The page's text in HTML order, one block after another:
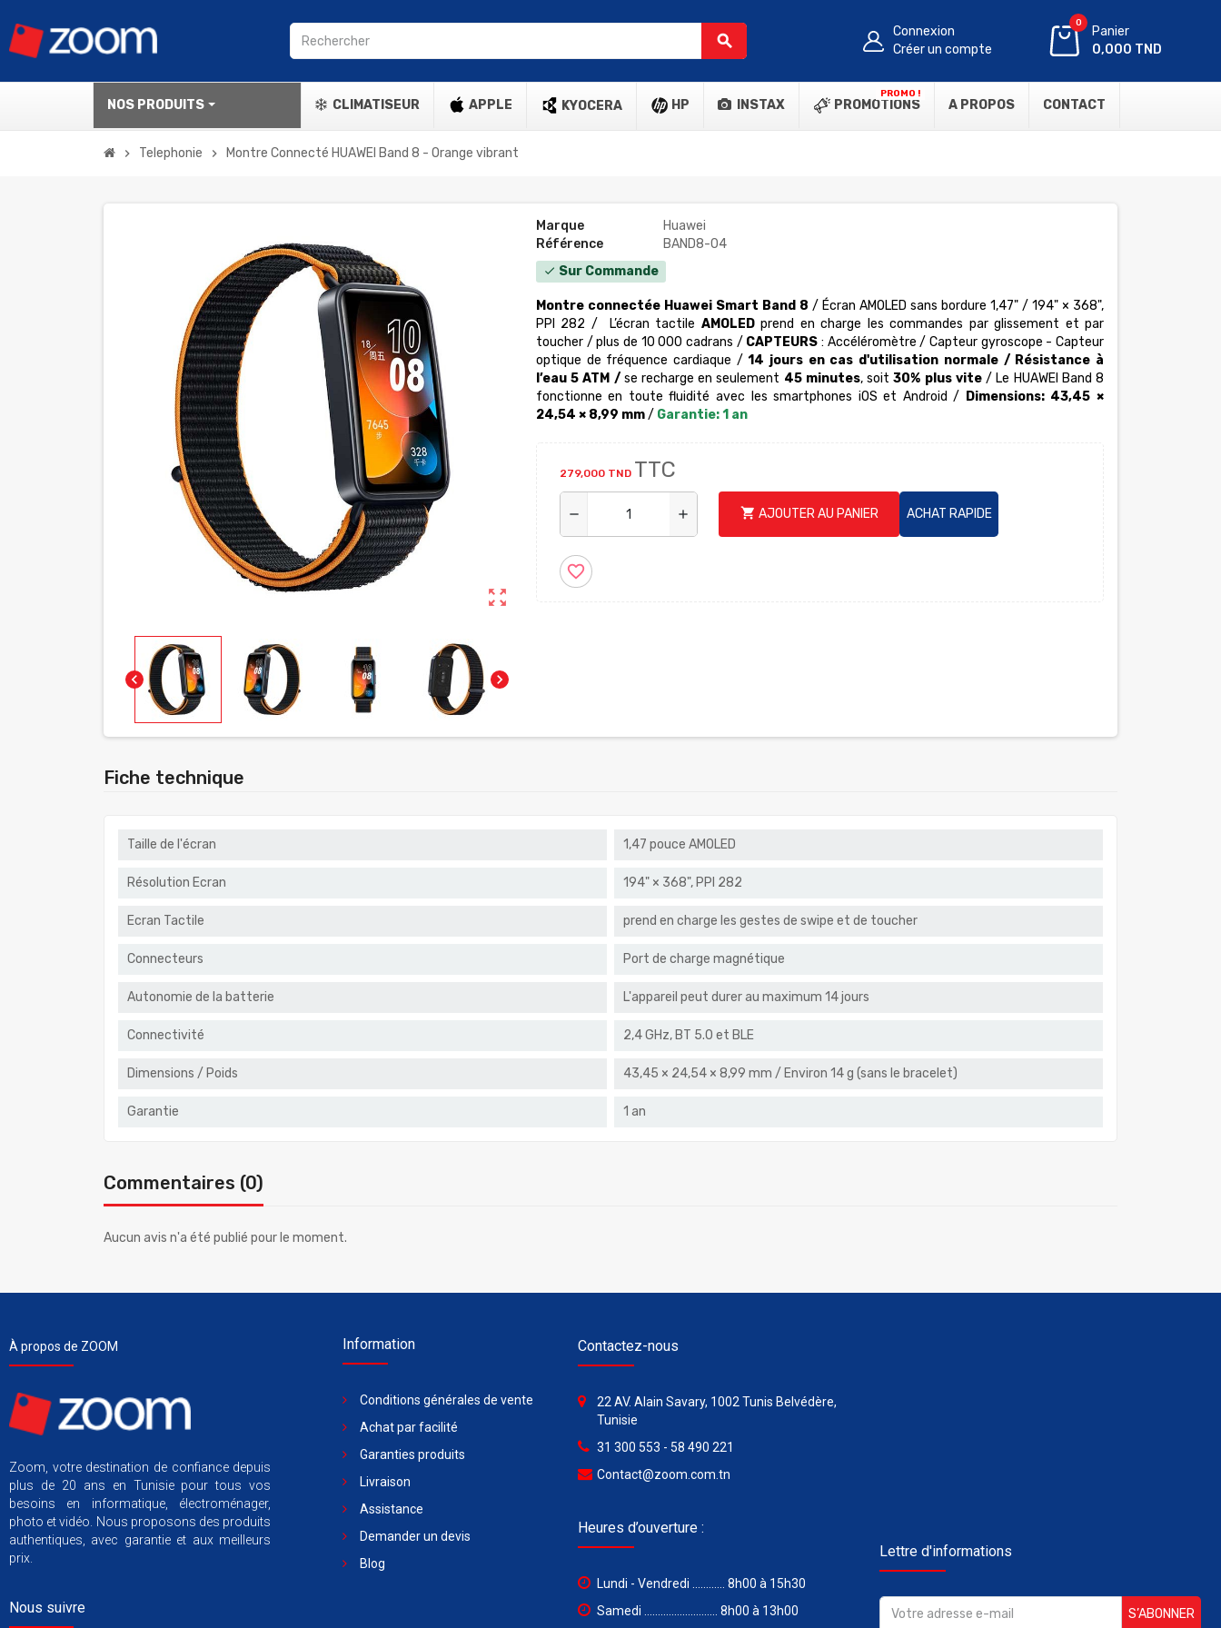
search
Connexion
Créer un compte
0
Panier
0,000 TND
NOS PRODUITS CLIMATISEUR APPLE KYOCERA HP INSTAX PROMOTIONS
PROMO !
A PROPOS CONTACT
chevron_right Telephonie chevron_right Montre Connecté HUAWEI Band 8 - Orange vibrant
zoom_out_map
chevron_left chevron_right
Marque
Huawei
Référence
BAND8-04
check Sur Commande
Montre connectée Huawei Smart Band 8 / Écran AMOLED sans bordure 1,47" / 194" × 368",
PPI 282 /
L’écran tactile AMOLEDprend en charge les commandes par glissement et par
toucher / plus de 10 000 cadrans / CAPTEURS : Accéléromètre / Capteur gyroscope - Capteur
optique de fréquence cardiaque /14 jours en cas d'utilisation normale / Résistance à
l’eau 5 ATM / se recharge en seulement 45 minutes, soit30% plus vite/ Le HUAWEI Band 8
fonctionne en toute fluidité avec les smartphones iOS et Android /
Dimensions: 43,45 ×
24,54 × 8,99 mm/ Garantie: 1 an
279,000 TND TTC
remove add shopping_cart AJOUTER AU PANIER ACHAT RAPIDE
favorite_border
Fiche technique
Taille de l'écran 1,47 pouce AMOLED
Résolution Ecran 194" × 368", PPI 282
Ecran Tactile prend en charge les gestes de swipe et de toucher
Connecteurs Port de charge magnétique
Autonomie de la batterie L'appareil peut durer au maximum 14 jours
Connectivité 2,4 GHz, BT 5.0 et BLE
Dimensions / Poids 43,45 × 24,54 × 8,99 mm / Environ 14 g (sans le bracelet)
Garantie 1 an
Commentaires (0)
Aucun avis n'a été publié pour le moment.
À propos de ZOOM
Zoom, votre destination de confiance depuis
plus de 20 ans en Tunisie pour tous vos
besoins en informatique, électroménager,
photo et vidéo. Nous proposons des produits
authentiques, avec garantie et aux meilleurs
prix.
Nous suivre
Information
Conditions générales de vente
Achat par facilité
Garanties produits
Livraison
Assistance
Demander un devis
Blog
Contactez-nous
22 AV. Alain Savary, 1002 Tunis Belvédère,
Tunisie
31 300 553 - 58 490 221
Contact@zoom.com.tn
Heures d’ouverture :
Lundi - Vendredi ............ 8h00 à 15h30
Samedi ........................... 8h00 à 13h00
Lettre d'informations
S’ABONNER